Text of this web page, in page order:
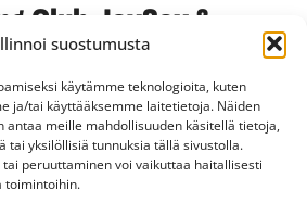
suostumusta
käytämme teknologioita, kuten
ja/tai käyttääksemme laitetietoja. Näiden
antaa meille mahdollisuuden käsitellä tietoja,
tai yksilöllisiä tunnuksia tällä sivustolla.
peruuttaminen voi vaikuttaa haitallisesti
toimintoihin.
Club, JaySax &
saksofonisti- ja DJ-palveluita
kuten
häihin, yksityisjuhliin,
ja muihin